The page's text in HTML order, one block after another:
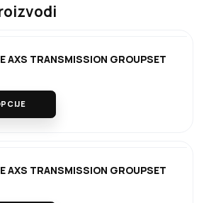
AXS TRANSMISSION GROUPSET
AXS TRANSMISSION GROUPSET